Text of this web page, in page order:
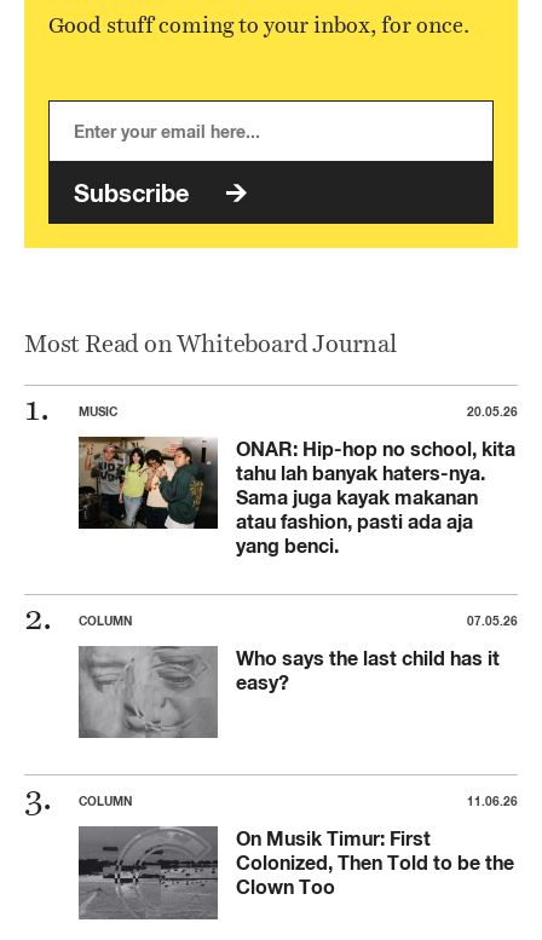
Good stuff coming to your inbox, for once.
Subscribe
Most Read on Whiteboard Journal
MUSIC 20.05.26
ONAR: Hip-hop no school, kita
tahu lah banyak haters-nya.
Sama juga kayak makanan
atau fashion, pasti ada aja
yang benci.
COLUMN 07.05.26
Who says the last child has it
easy?
COLUMN 11.06.26
On Musik Timur: First
Colonized, Then Told to be the
Clown Too